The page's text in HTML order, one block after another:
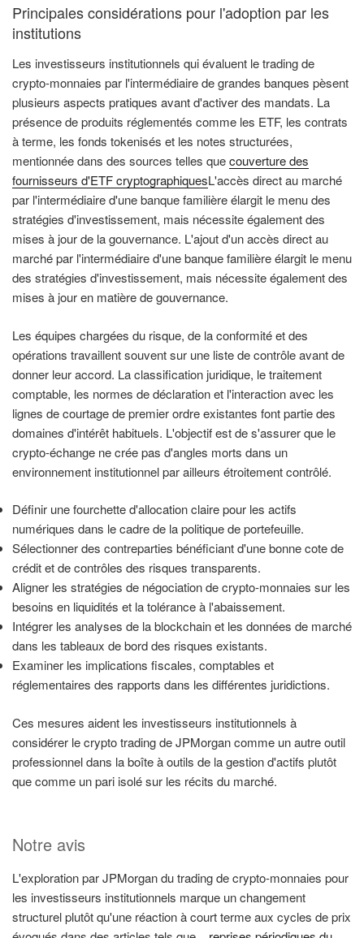
Principales considérations pour l'adoption par les
institutions
Les investisseurs institutionnels qui évaluent le trading de
crypto-monnaies par l'intermédiaire de grandes banques pèsent
plusieurs aspects pratiques avant d'activer des mandats. La
présence de produits réglementés comme les ETF, les contrats
à terme, les fonds tokenisés et les notes structurées,
mentionnée dans des sources telles quecouverture des
fournisseurs d'ETF cryptographiquesL'accès direct au marché
par l'intermédiaire d'une banque familière élargit le menu des
stratégies d'investissement, mais nécessite également des
mises à jour de la gouvernance. L'ajout d'un accès direct au
marché par l'intermédiaire d'une banque familière élargit le menu
des stratégies d'investissement, mais nécessite également des
mises à jour en matière de gouvernance.
Les équipes chargées du risque, de la conformité et des
opérations travaillent souvent sur une liste de contrôle avant de
donner leur accord. La classification juridique, le traitement
comptable, les normes de déclaration et l'interaction avec les
lignes de courtage de premier ordre existantes font partie des
domaines d'intérêt habituels. L'objectif est de s'assurer que le
crypto-échange ne crée pas d'angles morts dans un
environnement institutionnel par ailleurs étroitement contrôlé.
Définir une fourchette d'allocation claire pour les actifs
numériques dans le cadre de la politique de portefeuille.
Sélectionner des contreparties bénéficiant d'une bonne cote de
crédit et de contrôles des risques transparents.
Aligner les stratégies de négociation de crypto-monnaies sur les
besoins en liquidités et la tolérance à l'abaissement.
Intégrer les analyses de la blockchain et les données de marché
dans les tableaux de bord des risques existants.
Examiner les implications fiscales, comptables et
réglementaires des rapports dans les différentes juridictions.
Ces mesures aident les investisseurs institutionnels à
considérer le crypto trading de JPMorgan comme un autre outil
professionnel dans la boîte à outils de la gestion d'actifs plutôt
que comme un pari isolé sur les récits du marché.
Notre avis
L'exploration par JPMorgan du trading de crypto-monnaies pour
les investisseurs institutionnels marque un changement
structurel plutôt qu'une réaction à court terme aux cycles de prix